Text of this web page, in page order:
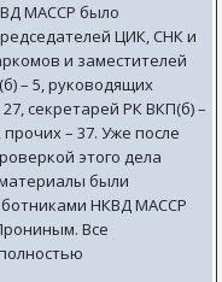
МАССР было
ЦИК, СНК и
и заместителей
– 5, руководящих
секретарей РК ВКП(б) –
– 37. Уже после
этого дела
были
НКВД МАССР
Все